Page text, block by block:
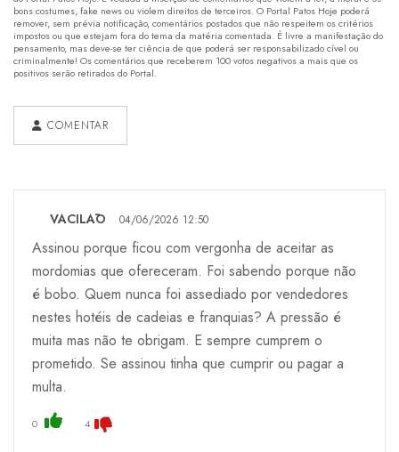
bons costumes, fake news ou violem direitos de terceiros. O Portal Patos Hoje poderá
remover, sem prévia notificação, comentários postados que não respeitem os critérios
impostos ou que estejam fora do tema da matéria comentada. É livre a manifestação do
pensamento, mas deve-se ter ciência de que poderá ser responsabilizado cível ou
criminalmente! Os comentários que receberem 100 votos negativos a mais que os
positivos serão retirados do Portal.
COMENTAR
VACILĀO 04/06/2026 12:50
Assinou porque ficou com vergonha de aceitar as
mordomias que ofereceram. Foi sabendo porque não
é bobo. Quem nunca foi assediado por vendedores
nestes hotéis de cadeias e franquias? A pressão é
muita mas não te obrigam. E sempre cumprem o
prometido. Se assinou tinha que cumprir ou pagar a
multa.
0 4